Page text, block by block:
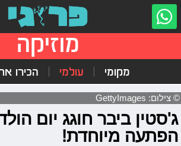
מוזיקה
מקומי עולמי הכירו
© צילום: GettyImages
ג'סטין ביבר חוגג יום
הפתעה מיוחדת!